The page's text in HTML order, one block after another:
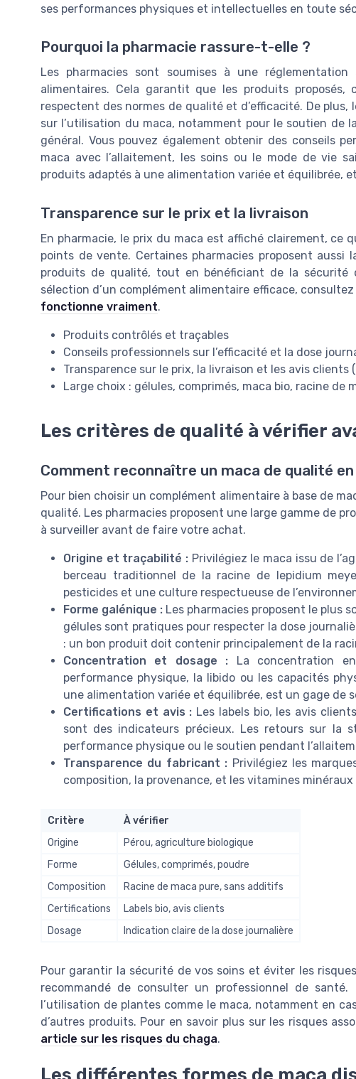
ses performances physiques et intellectuelles en toute
Pourquoi la pharmacie rassure-t-elle ?
Les pharmacies sont soumises à une
alimentaires. Cela garantit que les produits proposés,
respectent des normes de qualité et d’efficacité. De
sur l’utilisation du maca, notamment pour le soutien de
général. Vous pouvez également obtenir des conseils
maca avec l’allaitement, les soins ou le mode de vie
produits adaptés à une alimentation variée et équilibrée,
Transparence sur le prix et la livraison
En pharmacie, le prix du maca est affiché clairement, ce
points de vente. Certaines pharmacies proposent
produits de qualité, tout en bénéficiant de la sécurité
sélection d’un complément alimentaire efficace, consultez
fonctionne vraiment.
Produits contrôlés et traçables
Conseils professionnels sur l’efficacité et la dose
Transparence sur le prix, la livraison et les avis clients
Large choix : gélules, comprimés, maca bio, racine de
Les critères de qualité à vérifier
Comment reconnaître un maca de qualité
Pour bien choisir un complément alimentaire à base de
qualité. Les pharmacies proposent une large gamme de
à surveiller avant de faire votre achat.
Origine et traçabilité : Privilégiez le maca issu de
berceau traditionnel de la racine de lepidium
pesticides et une culture respectueuse de
Forme galénique : Les pharmacies proposent le plus
gélules sont pratiques pour respecter la dose
: un bon produit doit contenir principalement de la
Concentration et dosage : La concentration
performance physique, la libido ou les capacités
une alimentation variée et équilibrée, est un gage de
Certifications et avis : Les labels bio, les avis
sont des indicateurs précieux. Les retours sur la
performance physique ou le soutien pendant
Transparence du fabricant : Privilégiez les
composition, la provenance, et les vitamines
Critère
À vérifier
Origine
Pérou, agriculture biologique
Forme
Gélules, comprimés, poudre
Composition
Racine de maca pure, sans additifs
Certifications
Labels bio, avis clients
Dosage
Indication claire de la dose journalière
Pour garantir la sécurité de vos soins et éviter les
recommandé de consulter un professionnel de
l’utilisation de plantes comme le maca, notamment en
d’autres produits. Pour en savoir plus sur les risques
article sur les risques du chaga.
Les différentes formes de maca